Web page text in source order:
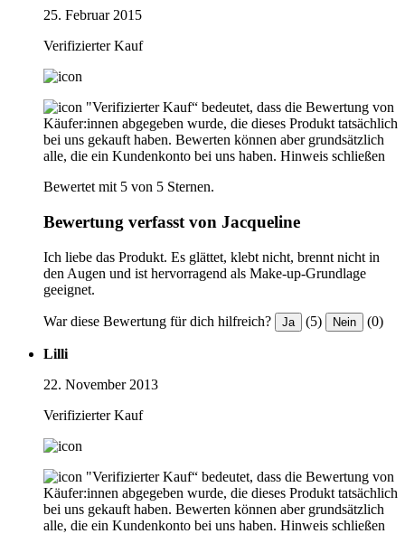
25. Februar 2015
Verifizierter Kauf
"Verifizierter Kauf“ bedeutet, dass die Bewertung von
Käufer:innen abgegeben wurde, die dieses Produkt tatsächlich
bei uns gekauft haben. Bewerten können aber grundsätzlich
alle, die ein Kundenkonto bei uns haben. Hinweis schließen
Bewertet mit 5 von 5 Sternen.
Bewertung verfasst von Jacqueline
Ich liebe das Produkt. Es glättet, klebt nicht, brennt nicht in
den Augen und ist hervorragend als Make-up-Grundlage
geeignet.
War diese Bewertung für dich hilfreich? Ja (5) Nein (0)
Lilli
22. November 2013
Verifizierter Kauf
"Verifizierter Kauf“ bedeutet, dass die Bewertung von
Käufer:innen abgegeben wurde, die dieses Produkt tatsächlich
bei uns gekauft haben. Bewerten können aber grundsätzlich
alle, die ein Kundenkonto bei uns haben. Hinweis schließen